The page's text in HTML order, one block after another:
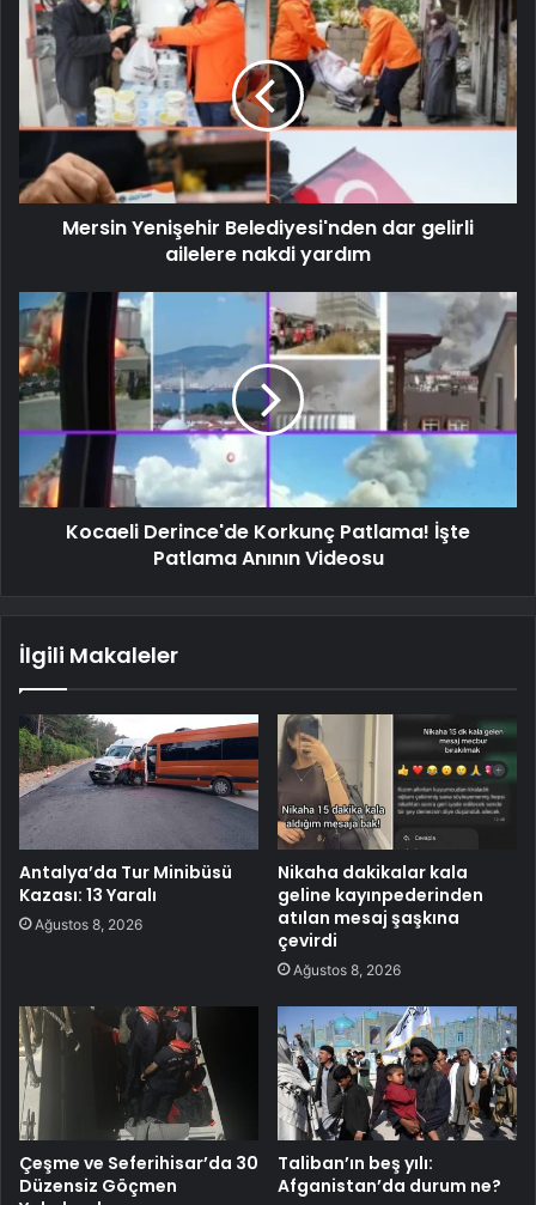
Mersin Yenişehir Belediyesi'nden dar gelirli
ailelere nakdi yardım
Kocaeli Derince'de Korkunç Patlama! İşte
Patlama Anının Videosu
İlgili Makaleler
Antalya’da Tur Minibüsü
Kazası: 13 Yaralı
Ağustos 8, 2026
Nikaha dakikalar kala
geline kayınpederinden
atılan mesaj şaşkına
çevirdi
Ağustos 8, 2026
Çeşme ve Seferihisar’da 30
Düzensiz Göçmen
Taliban’ın beş yılı:
Afganistan’da durum ne?